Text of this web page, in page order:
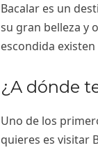
Bacalar es un
su gran belleza y
escondida
¿A dónde
Uno de los
quieres es visitar